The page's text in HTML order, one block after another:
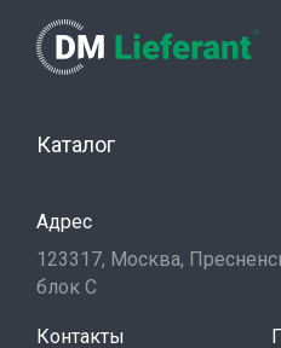
Каталог
Адрес
123317, Москва,
блок С
Контакты